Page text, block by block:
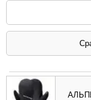
убыв